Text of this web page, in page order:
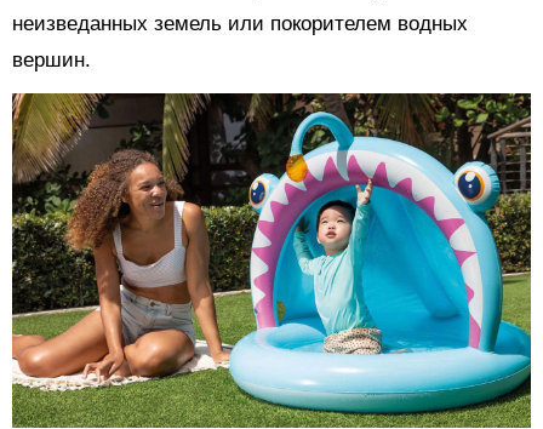
неизведанных земель или покорителем водных
вершин.